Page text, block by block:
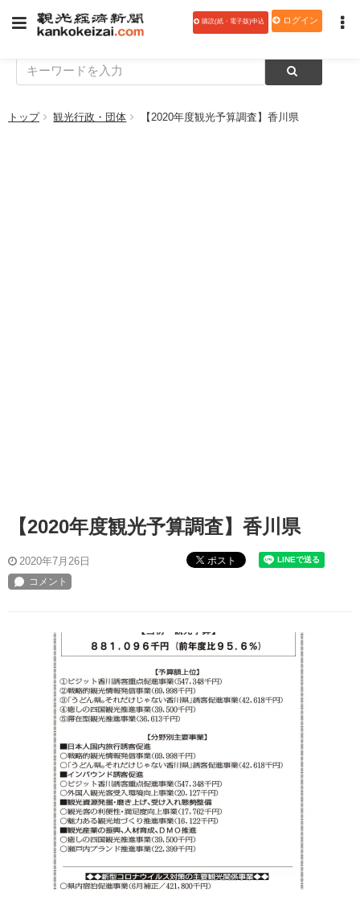
購読(紙・電子版)申込 ログイン
トップ 観光行政・団体 【2020年度観光予算調査】香川県
【2020年度観光予算調査】香川県
2020年7月26日 ポスト